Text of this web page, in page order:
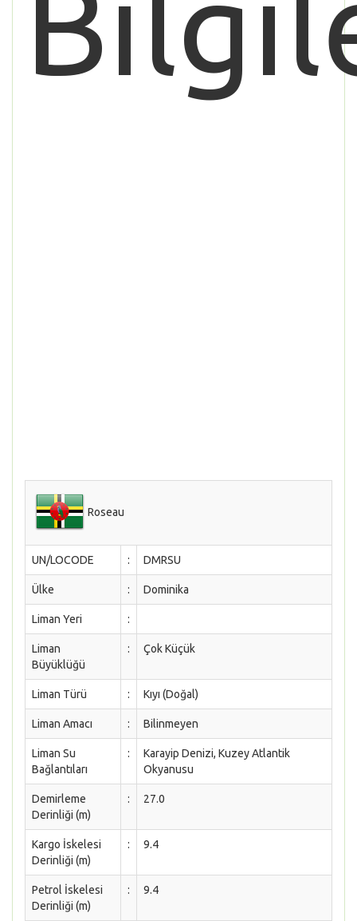
Roseau
UN/LOCODE : DMRSU
Ülke : Dominika
Liman Yeri :
Liman
Büyüklüğü
: Çok Küçük
Liman Türü : Kıyı (Doğal)
Liman Amacı : Bilinmeyen
Liman Su
Bağlantıları
:
Karayip Denizi, Kuzey Atlantik
Okyanusu
Demirleme
Derinliği (m)
: 27.0
Kargo İskelesi
Derinliği (m)
: 9.4
Petrol İskelesi
Derinliği (m)
: 9.4